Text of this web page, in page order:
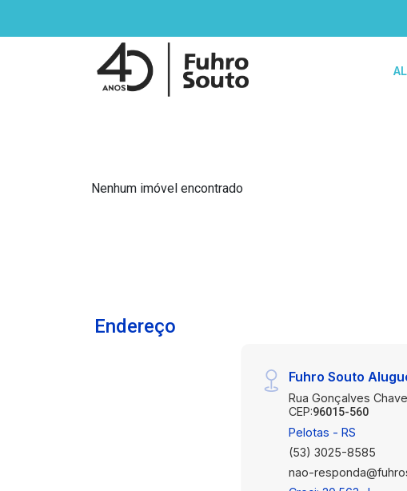
Nenhum imóvel encontrado
Endereço
Fuhro Souto
Rua Gonçalves
CEP:96015-560
Pelotas - RS
(53) 3025-8585
nao-